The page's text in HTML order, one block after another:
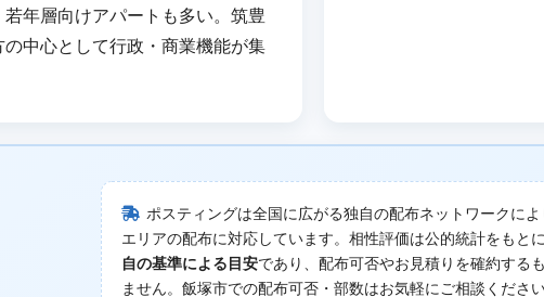
若年層向けアパートも多い。筑豊
の中心として行政・商業機能が集
ポスティングは全国に広がる独自の配布ネットワークに
エリアの配布に対応しています。相性評価は公的統計をもと
自の基準による目安であり、配布可否やお見積りを確約する
ません。飯塚市での配布可否・部数はお気軽にご相談ください